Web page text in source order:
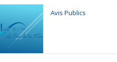
Avis Publics